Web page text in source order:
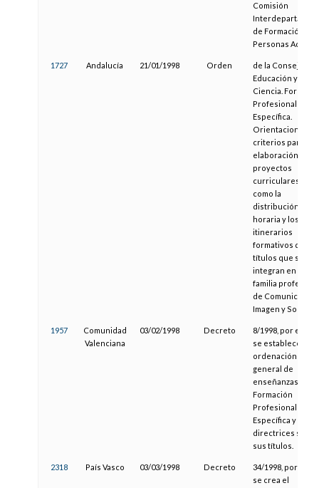
Comisión
de Formación de
Personas
1727 Andalucía 21/01/1998 Orden
de la Consejería
Educación y
Ciencia.
Profesional
Específica.
Orientaciones y
criterios para la
elaboración de
proyectos
curriculares, así
como la
distribución
horaria y los
itinerarios
formativos de los
títulos que se
integran en la
familia
de Comunicación,
Imagen y Sonido
1957
Comunidad
Valenciana
03/02/1998 Decreto
8/1998, por el que
se establece la
ordenación
general de
enseñanzas de
Formación
Profesional
Específica y las
directrices sobre
sus títulos.
2318 País Vasco 03/03/1998 Decreto
34/1998, por el
se crea el